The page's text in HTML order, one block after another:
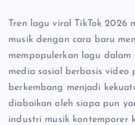
Tren lagu viral TikTok 2026
musik dengan cara baru
mempopulerkan lagu
media sosial berbasis video
berkembang menjadi
diabaikan oleh siapa pun
industri musik kontemporer